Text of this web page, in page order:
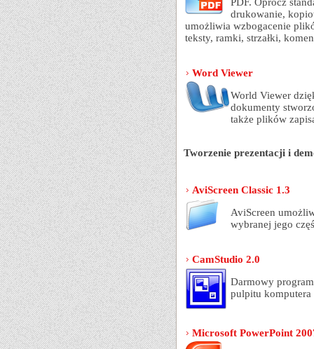
drukowanie,
umożliwia wzbogacenie
teksty, ramki, strzałki,
Word Viewer
World Viewer
dokumenty
także plików
Tworzenie prezentacji i
AviScreen Classic 1.3
AviScreen
wybranej jego
CamStudio 2.0
Darmowy
pulpitu komputera
Microsoft PowerPoint